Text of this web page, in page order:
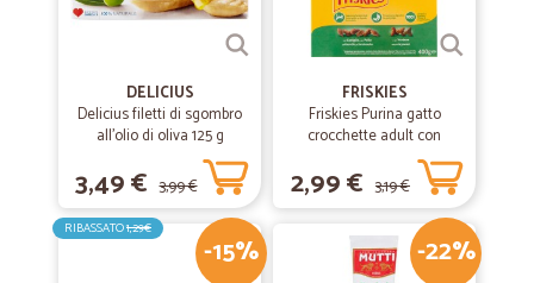
DELICIUS
Delicius filetti di sgombro
all'olio di oliva 125 g
3,49 € 3,99 €
FRISKIES
Friskies Purina gatto
crocchette adult con
coniglio, pollo e verdure
scatola gr.400
2,99 € 3,19 €
-15%
RIBASSATO1,29€
-22%